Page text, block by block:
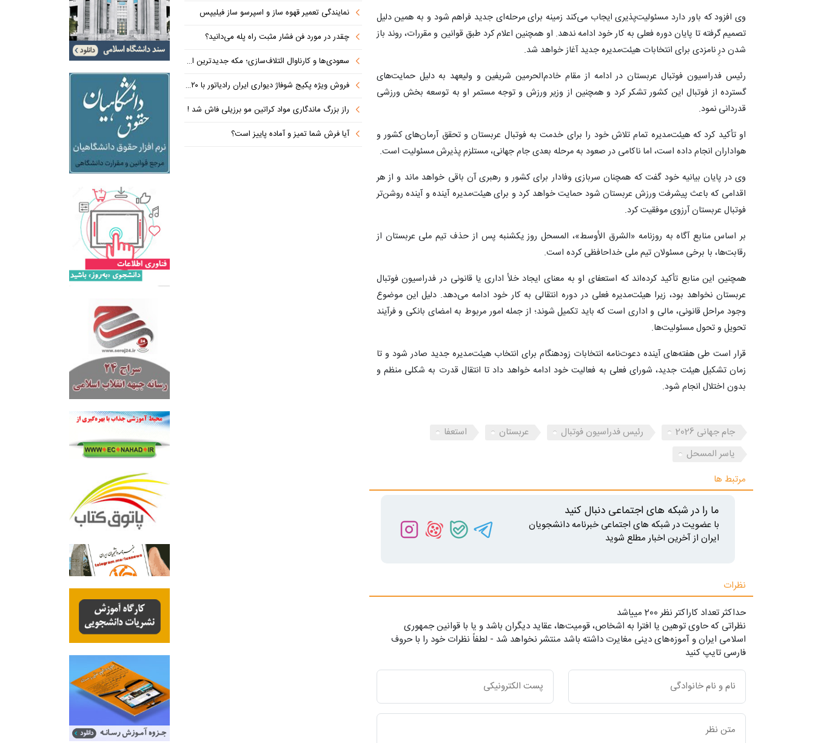
وی افزود که باور دارد مسئولیت‌پذیری ایجاب می‌کند زمینه برای مرحله‌ای جدید فراهم شود و به همین دلیل
تصمیم گرفته تا پایان دوره فعلی به کار خود ادامه ندهد. او همچنین اعلام کرد طبق قوانین و مقررات، روند باز
شدن درِ نامزدی برای انتخابات هیئت‌مدیره جدید آغاز خواهد شد.
رئیس فدراسیون فوتبال عربستان در ادامه از مقام خادم‌الحرمین شریفین و ولیعهد به دلیل حمایت‌های
گسترده از فوتبال این کشور تشکر کرد و همچنین از وزیر ورزش و توجه مستمر او به توسعه بخش ورزشی
قدردانی نمود.
او تأکید کرد که هیئت‌مدیره تمام تلاش خود را برای خدمت به فوتبال عربستان و تحقق آرمان‌های کشور و
هواداران انجام داده است، اما ناکامی در صعود به مرحله بعدی جام جهانی، مستلزم پذیرش مسئولیت است.
وی در پایان بیانیه خود گفت که همچنان سربازی وفادار برای کشور و رهبری آن باقی خواهد ماند و از هر
اقدامی که باعث پیشرفت ورزش عربستان شود حمایت خواهد کرد و برای هیئت‌مدیره آینده و آینده روشن‌تر
فوتبال عربستان آرزوی موفقیت کرد.
بر اساس منابع آگاه به روزنامه «الشرق الأوسط»، المسحل روز یکشنبه پس از حذف تیم ملی عربستان از
رقابت‌ها، با برخی مسئولان تیم ملی خداحافظی کرده است.
همچنین این منابع تأکید کرده‌اند که استعفای او به معنای ایجاد خلأ اداری یا قانونی در فدراسیون فوتبال
عربستان نخواهد بود، زیرا هیئت‌مدیره فعلی در دوره انتقالی به کار خود ادامه می‌دهد. دلیل این موضوع
وجود مراحل قانونی، مالی و اداری است که باید تکمیل شوند؛ از جمله امور مربوط به امضای بانکی و فرآیند
تحویل و تحول مسئولیت‌ها.
قرار است طی هفته‌های آینده دعوت‌نامه انتخابات زودهنگام برای انتخاب هیئت‌مدیره جدید صادر شود و تا
زمان تشکیل هیئت جدید، شورای فعلی به فعالیت خود ادامه خواهد داد تا انتقال قدرت به شکلی منظم و
بدون اختلال انجام شود.
جام جهانی 2026 رئیس فدراسیون فوتبال عربستان
استعفا
یاسر المسحل
مرتبط ها
ما را در شبکه های اجتماعی دنبال کنید
با عضویت در شبکه های اجتماعی خبرنامه دانشجویان
ایران از آخرین اخبار مطلع شوید
نظرات
حداکثر تعداد کاراکتر نظر 200 ميياشد
نظراتی که حاوی توهین یا افترا به اشخاص، قومیت‌ها، عقاید دیگران باشد و یا با قوانین جمهوری
اسلامی ایران و آموزه‌های دینی مغایرت داشته باشد منتشر نخواهد شد - لطفاً نظرات خود را با حروف
فارسی تایپ کنید
نمایندگی تعمیر قهوه ساز و اسپرسو ساز فیلیپس
چقدر در مورد فن فشار مثبت راه پله می‌دانید؟
سعودی‌ها و کارناوال ائتلاف‌سازی؛ مکه جدیدترین ایستگاه در مسیر بی‌نتیجه‌ها
فروش ویژه پکیج شوفاژ دیواری ایران رادیاتور با ۲۰ درصد تخفیف
راز بزرگ ماندگاری مواد کراتین مو برزیلی فاش شد !
آیا فرش شما تمیز و آماده پاییز است؟